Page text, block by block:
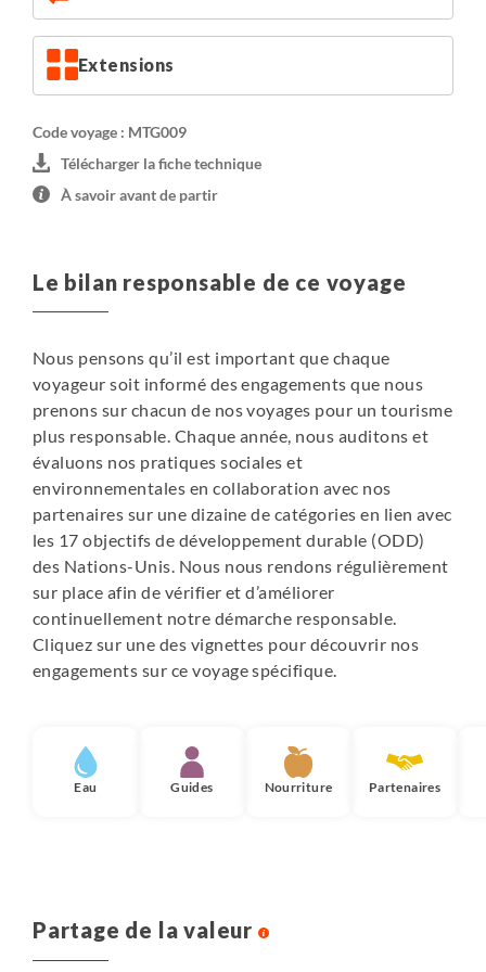
fait le choix d'hébergement en appartement à Cavtat,
petite station balnéaire à proximité de l'aéroport. Les
appartements étant dispersés dans la station (à moins
de 15mn de marche du port), le groupe sera séparé pour
la nuit. Le dîner sera pris en commun, au restaurant.
Supplément chambre individuelle (sous réserve de
disponibilité) : 290€
Extensions
Code voyage : MTG009
Télécharger la fiche technique
À savoir avant de partir
Le bilan responsable de ce voyage
Nous pensons qu’il est important que chaque
voyageur soit informé des engagements que nous
prenons sur chacun de nos voyages pour un tourisme
plus responsable. Chaque année, nous auditons et
évaluons nos pratiques sociales et
environnementales en collaboration avec nos
partenaires sur une dizaine de catégories en lien avec
les 17 objectifs de développement durable (ODD)
des Nations-Unis. Nous nous rendons régulièrement
sur place afin de vérifier et d’améliorer
continuellement notre démarche responsable.
Cliquez sur une des vignettes pour découvrir nos
engagements sur ce voyage spécifique.
Eau Guides Nourriture Partenaires
Partage de la valeur